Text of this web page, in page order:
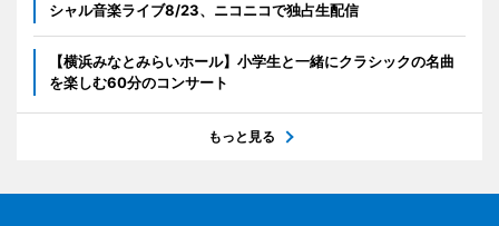
シャル音楽ライブ8/23、ニコニコで独占生配信
【横浜みなとみらいホール】小学生と一緒にクラシックの名曲
を楽しむ60分のコンサート
もっと見る